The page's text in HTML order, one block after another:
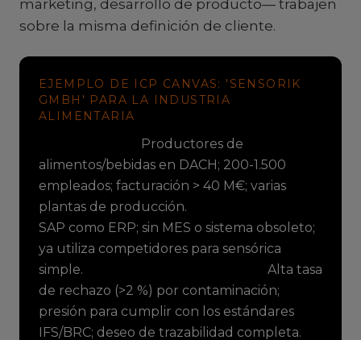
marketing, desarrollo de producto— trabajen
sobre la misma definición de cliente.
EJEMPLO DE ICP CANVAS: 'SENSORIK
GMBH' PARA LA INDUSTRIA
ALIMENTARIA
Productores de
alimentos/bebidas en DACH; 200-1.500
empleados; facturación > 40 M€; varias
plantas de producción.
SAP como ERP; sin MES o sistema obsoleto;
ya utiliza competidores para sensórica
simple.
Alta tasa
de rechazo (>2 %) por contaminación;
presión para cumplir con los estándares
IFS/BRC; deseo de trazabilidad completa.